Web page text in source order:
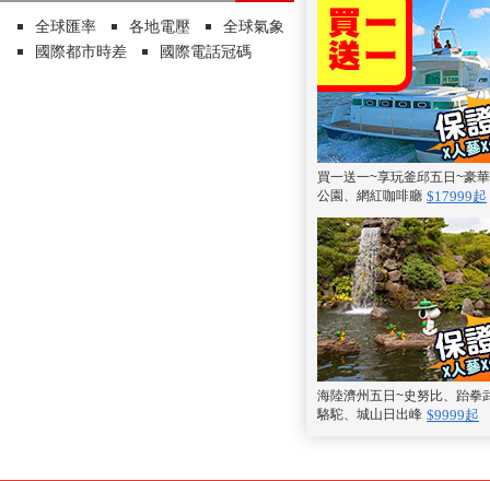
全球匯率 各地電壓
全球氣象
國際都市時差
國際電話冠碼
買一送一~享玩釜邱五日~豪
公園、網紅咖啡廳 $17999起
海陸濟州五日~史努比、跆拳
駱駝、城山日出峰 $9999起